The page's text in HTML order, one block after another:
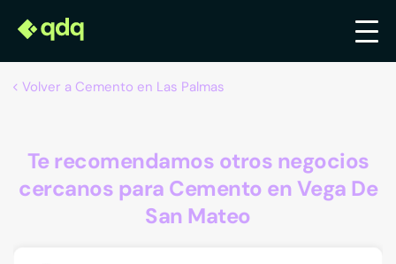
Volver a Cemento en Las Palmas
Te recomendamos otros negocios
cercanos para Cemento en Vega De
San Mateo